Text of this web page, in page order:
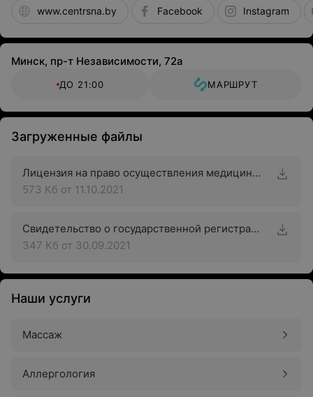
www.centrsna.by Facebook Instagram
Минск, пр-т Независимости, 72а
ДО 21:00 МАРШРУТ
Загруженные файлы
Лицензия на право осуществления медицинской деятельности
573 Кб от 11.10.2021
Свидетельство о государственной регистрации
347 Кб от 30.09.2021
Наши услуги
Массаж
Аллергология